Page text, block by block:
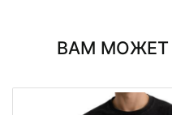
ВАМ МОЖЕТ